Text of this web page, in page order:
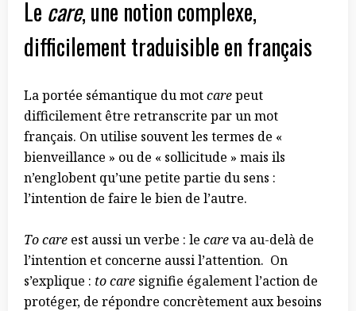
Le care, une notion complexe,
difficilement traduisible en français
La portée sémantique du motcarepeut
difficilement être retranscrite par un mot
français. On utilise souvent les termes de «
bienveillance » ou de « sollicitude » mais ils
n’englobent qu’une petite partie du sens :
l’intention de faire le bien de l’autre.
To care est aussi un verbe : le careva au-delà de
l’intention et concerne aussi l’attention. On
s’explique : tocare signifie également l’action de
protéger, de répondre concrètement aux besoins